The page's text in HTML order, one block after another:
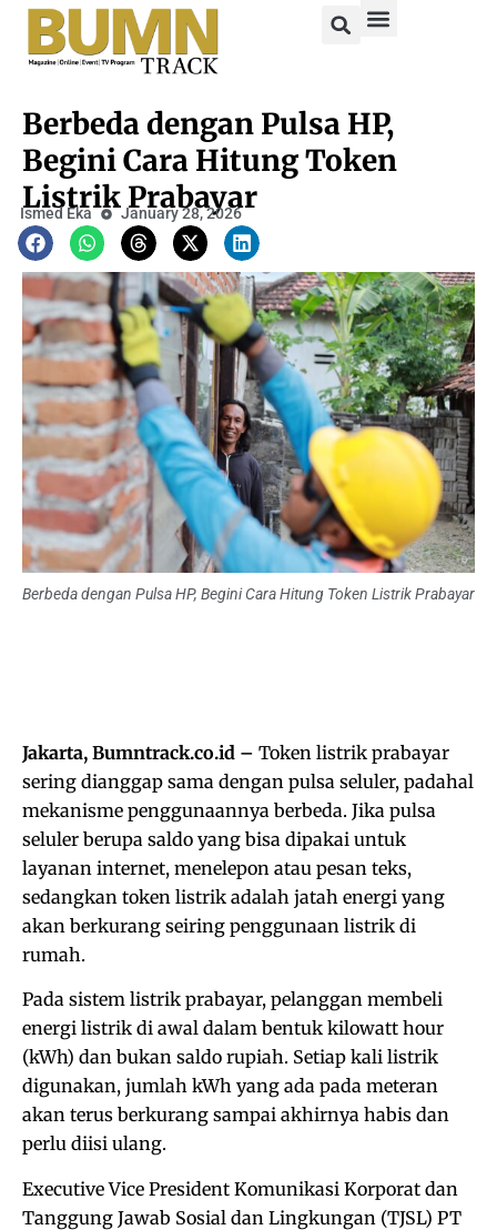
Berbeda dengan Pulsa HP,
Begini Cara Hitung Token
Listrik Prabayar
Ismed Eka January 28, 2026
Berbeda dengan Pulsa HP, Begini Cara Hitung Token Listrik Prabayar
Jakarta, Bumntrack.co.id – Token listrik prabayar
sering dianggap sama dengan pulsa seluler, padahal
mekanisme penggunaannya berbeda. Jika pulsa
seluler berupa saldo yang bisa dipakai untuk
layanan internet, menelepon atau pesan teks,
sedangkan token listrik adalah jatah energi yang
akan berkurang seiring penggunaan listrik di
rumah.
Pada sistem listrik prabayar, pelanggan membeli
energi listrik di awal dalam bentuk kilowatt hour
(kWh) dan bukan saldo rupiah. Setiap kali listrik
digunakan, jumlah kWh yang ada pada meteran
akan terus berkurang sampai akhirnya habis dan
perlu diisi ulang.
Executive Vice President Komunikasi Korporat dan
Tanggung Jawab Sosial dan Lingkungan (TJSL) PT